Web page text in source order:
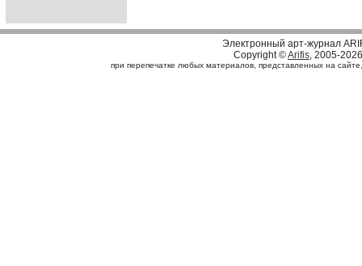
Электронный арт-журнал
Copyright ©Arifis, 2005-2026
при перепечатке любых материалов, представленных на